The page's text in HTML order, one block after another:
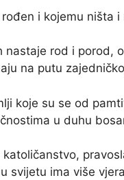
i kojemu ništa i
nastaje rod i porod,
na putu
koje su se od
u duhu
svijetu ima više